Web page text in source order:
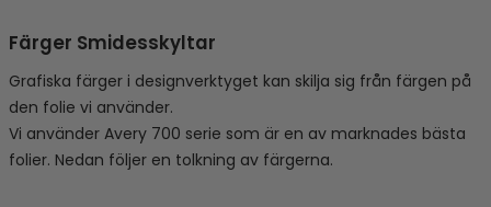
Färger Smidesskyltar
Grafiska färger i designverktyget kan skilja sig från färgen på
den folie vi använder.
Vi använder Avery 700 serie som är en av marknades bästa
folier. Nedan följer en tolkning av färgerna.